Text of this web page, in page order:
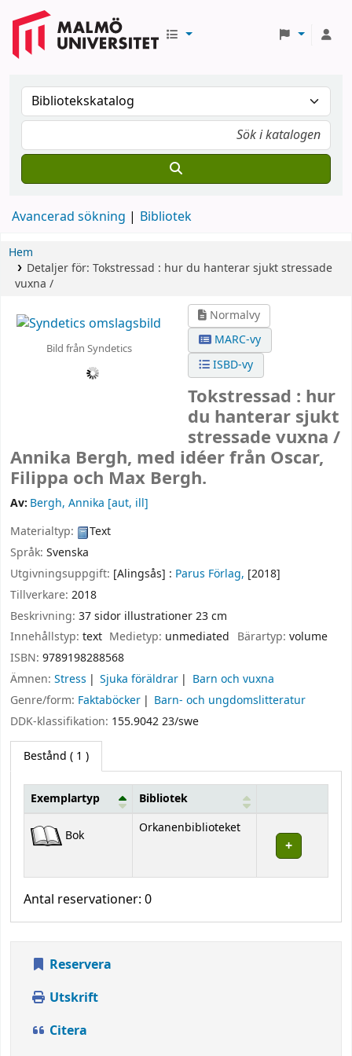
Avancerad sökning Bibliotek
Hem
Detaljer för: Tokstressad : hur du hanterar sjukt stressade
vuxna /
Bild från Syndetics
Normalvy
MARC-vy
ISBD-vy
Tokstressad : hur
du hanterar sjukt
stressade vuxna /
Annika Bergh, med idéer från Oscar,
Filippa och Max Bergh.
Av: Bergh, Annika [aut, ill]
Materialtyp:
Text
Språk: Svenska
Utgivningsuppgift: [Alingsås] : Parus Förlag, [2018]
Tillverkare: 2018
Beskrivning: 37 sidor illustrationer 23 cm
Innehållstyp: text Medietyp: unmediated Bärartyp: volume
ISBN: 9789198288568
Ämnen: Stress Sjuka föräldrar
Barn och vuxna
Genre/form: Faktaböcker
Barn- och ungdomslitteratur
DDK-klassifikation: 155.9042 23/swe
Bestånd ( 1 )
Bestånd
Exemplartyp Bibliotek
Bok Orkanenbiblioteket
Antal reservationer: 0
Reservera
Utskrift
Citera